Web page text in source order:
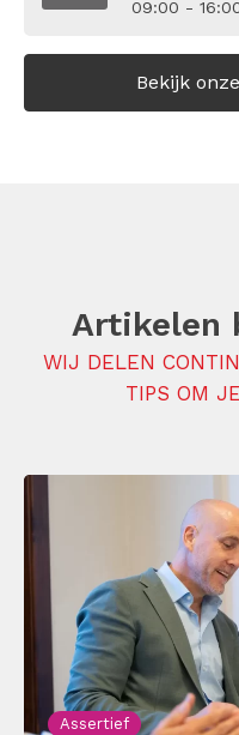
09:00 -
Bekijk
Artikelen
WIJ DELEN
TIPS OM
Assertief